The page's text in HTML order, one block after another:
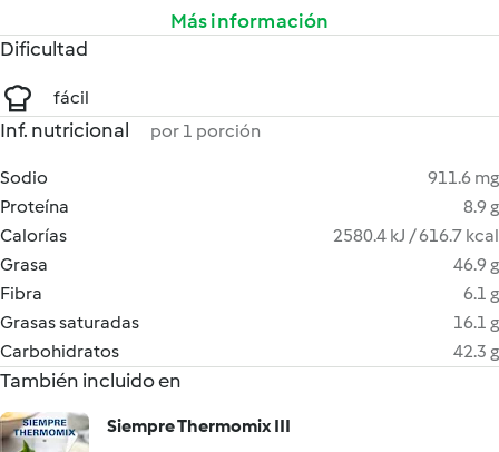
Más información
Dificultad
fácil
Inf. nutricional por 1 porción
Sodio
911.6 mg
Proteína
8.9 g
Calorías
2580.4 kJ / 616.7 kcal
Grasa
46.9 g
Fibra
6.1 g
Grasas saturadas
16.1 g
Carbohidratos
42.3 g
También incluido en
Siempre Thermomix III